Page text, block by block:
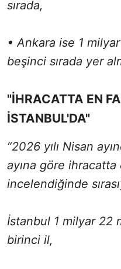
sırada,
• Ankara ise 1
beşinci sırada yer
"İHRACATTA EN
İSTANBUL'DA"
“2026 yılı Nisan
ayına göre ihracatta
incelendiğinde
İstanbul 1 milyar 22
birinci il,